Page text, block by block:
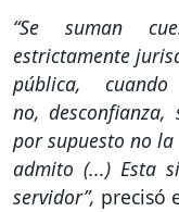
“Se suman
estrictamente
pública,
no,
por supuesto no la
admito (...) Esta
servidor”, precisó